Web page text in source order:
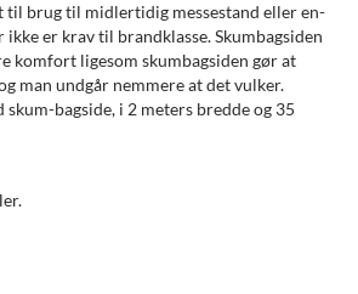
til brug til midlertidig messestand eller en-
ikke er krav til brandklasse. Skumbagsiden
komfort ligesom skumbagsiden gør at
man undgår nemmere at det vulker.
skum-bagside, i 2 meters bredde og 35